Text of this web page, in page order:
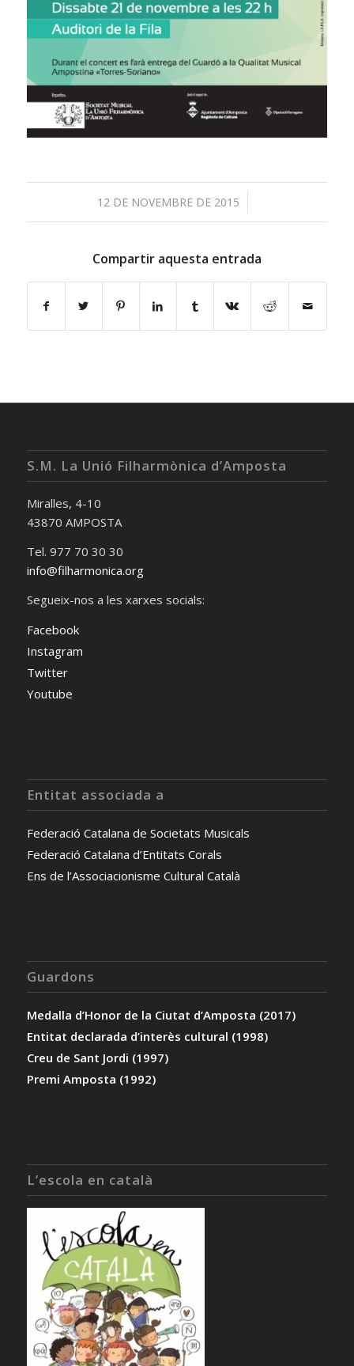
12 DE NOVEMBRE DE 2015
/
Compartir aquesta entrada
S.M. La Unió Filharmònica d’Amposta
Miralles, 4-10
43870 AMPOSTA
Tel. 977 70 30 30
info@filharmonica.org
Segueix-nos a les xarxes socials:
Facebook
Instagram
Twitter
Youtube
Entitat associada a
Federació Catalana de Societats Musicals
Federació Catalana d’Entitats Corals
Ens de l’Associacionisme Cultural Català
Guardons
Medalla d’Honor de la Ciutat d’Amposta (2017)
Entitat declarada d’interès cultural (1998)
Creu de Sant Jordi (1997)
Premi Amposta (1992)
L’escola en català